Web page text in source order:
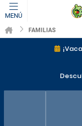
MENÚ
FAMILIAS